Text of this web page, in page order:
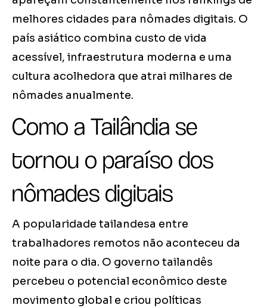
melhores cidades para nômades digitais. O
país asiático combina custo de vida
acessível, infraestrutura moderna e uma
cultura acolhedora que atrai milhares de
nômades anualmente.
Como a Tailândia se
tornou o paraíso dos
nômades digitais
A popularidade tailandesa entre
trabalhadores remotos não aconteceu da
noite para o dia. O governo tailandês
percebeu o potencial econômico deste
movimento global e criou políticas